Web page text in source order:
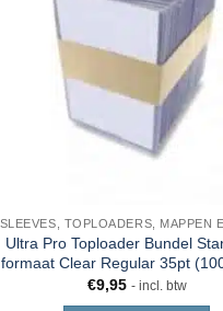
Ultra Pro Toploader Bundel
formaat Clear Regular 35pt
€9,95 - incl. btw